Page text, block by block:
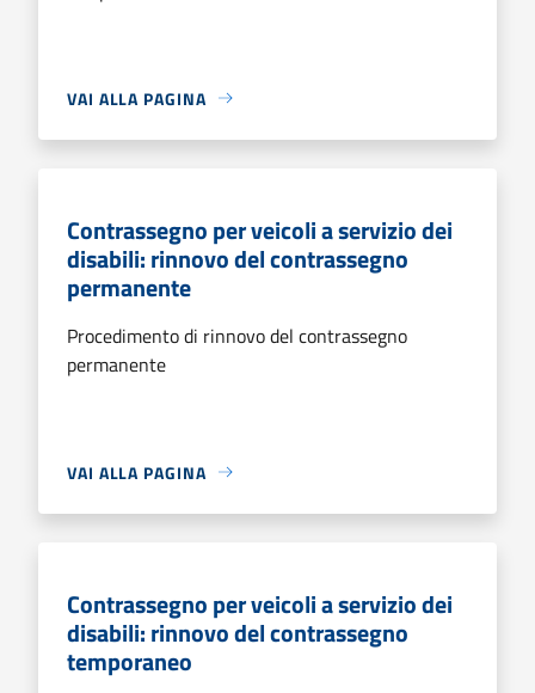
VAI ALLA PAGINA
Contrassegno per veicoli a servizio dei
disabili: rinnovo del contrassegno
permanente
Procedimento di rinnovo del contrassegno
permanente
VAI ALLA PAGINA
Contrassegno per veicoli a servizio dei
disabili: rinnovo del contrassegno
temporaneo